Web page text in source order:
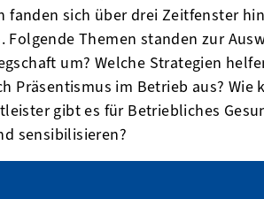
sich über drei Zeitfenster
Themen standen zur
um? Welche Strategien
Präsentismus im Betrieb aus?
gibt es für Betriebliches
sensibilisieren?